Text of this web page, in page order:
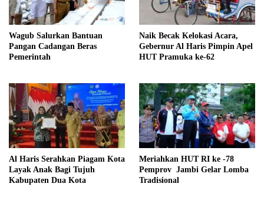
Wagub Salurkan Bantuan
Pangan Cadangan Beras
Pemerintah
Naik Becak Kelokasi Acara,
Gebernur Al Haris Pimpin Apel
HUT Pramuka ke-62
Al Haris Serahkan Piagam Kota
Layak Anak Bagi Tujuh
Kabupaten Dua Kota
Meriahkan HUT RI ke -78
Pemprov Jambi Gelar Lomba
Tradisional